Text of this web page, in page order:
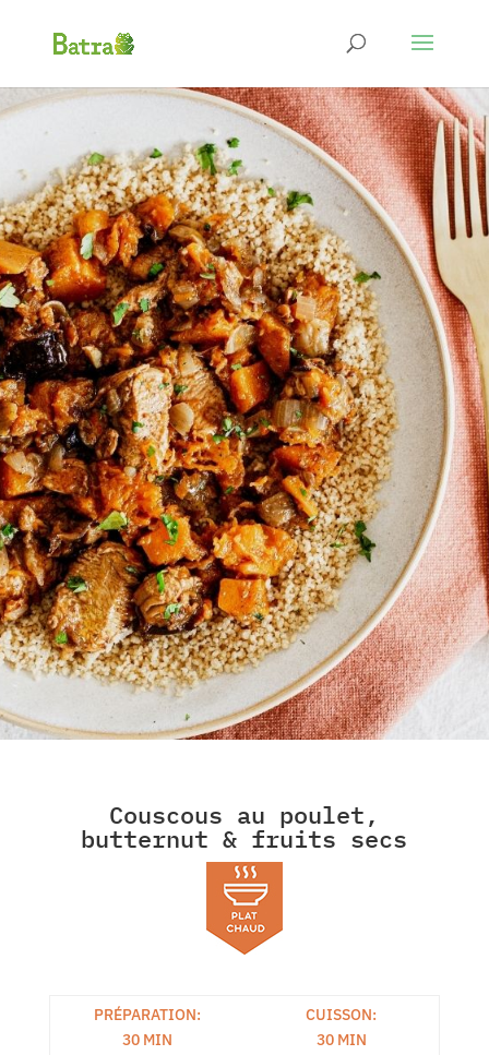
Couscous au poulet,
butternut & fruits secs
PRÉPARATION:
30 MIN
CUISSON:
30 MIN